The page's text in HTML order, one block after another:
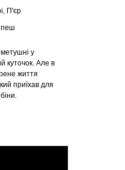
П'єр
у
куточок. Але в
життя
приїхав для